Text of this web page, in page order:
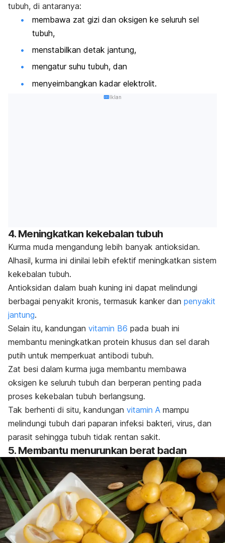
tubuh, di antaranya:
membawa zat gizi dan oksigen ke seluruh sel
tubuh,
menstabilkan detak jantung,
mengatur suhu tubuh, dan
menyeimbangkan kadar elektrolit.
Iklan
4. Meningkatkan kekebalan tubuh
Kurma muda mengandung lebih banyak antioksidan.
Alhasil, kurma ini dinilai lebih efektif meningkatkan sistem
kekebalan tubuh.
Antioksidan dalam buah kuning ini dapat melindungi
berbagai penyakit kronis, termasuk kanker dan penyakit
jantung.
Selain itu, kandungan vitamin B6 pada buah ini
membantu meningkatkan protein khusus dan sel darah
putih untuk memperkuat antibodi tubuh.
Zat besi dalam kurma juga membantu membawa
oksigen ke seluruh tubuh dan berperan penting pada
proses kekebalan tubuh berlangsung.
Tak berhenti di situ, kandungan vitamin A mampu
melindungi tubuh dari paparan infeksi bakteri, virus, dan
parasit sehingga tubuh tidak rentan sakit.
5. Membantu menurunkan berat badan